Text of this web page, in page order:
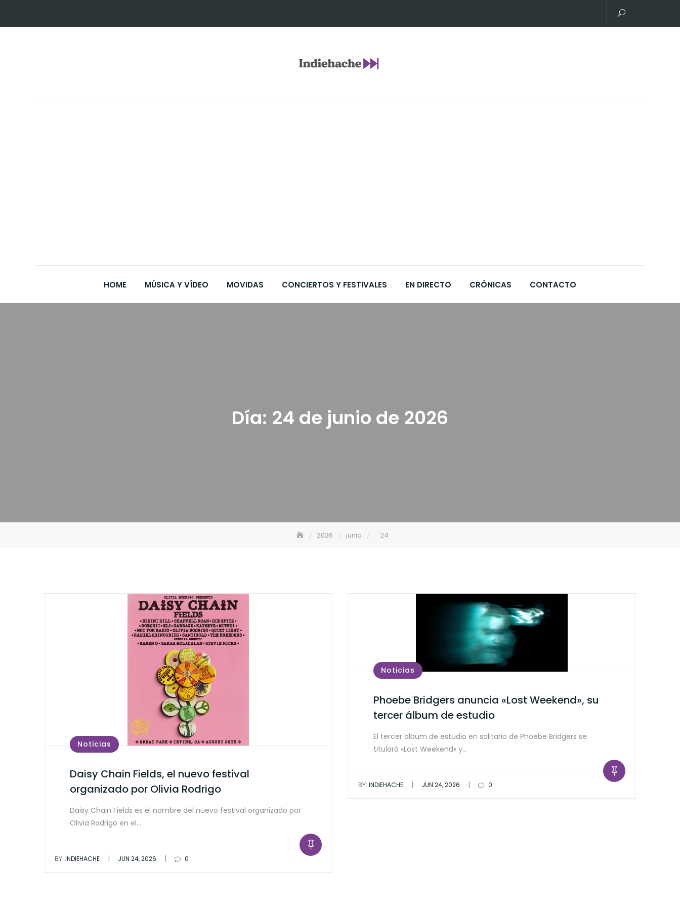
HOME MÚSICA Y VÍDEO MOVIDAS CONCIERTOS Y FESTIVALES EN DIRECTO CRÓNICAS CONTACTO
Día: 24 de junio de 2026
2026 junio 24
Noticias
Daisy Chain Fields, el nuevo festival
organizado por Olivia Rodrigo
Daisy Chain Fields es el nombre del nuevo festival organizado por
Olivia Rodrigo en el…
BY: INDIEHACHE | JUN 24, 2026 | 0
Noticias
Phoebe Bridgers anuncia «Lost Weekend», su
tercer álbum de estudio
El tercer álbum de estudio en solitario de Phoebe Bridgers se
titulará «Lost Weekend» y…
BY: INDIEHACHE | JUN 24, 2026 | 0